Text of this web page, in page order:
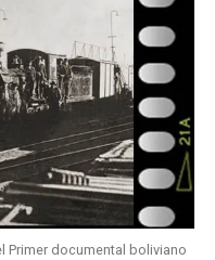
Primer documental boliviano